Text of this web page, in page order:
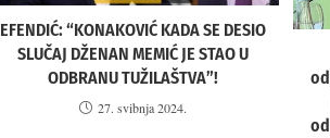
EFENDIĆ: “KONAKOVIĆ KADA SE DESIO
SLUČAJ DŽENAN MEMIĆ JE STAO U
ODBRANU TUŽILAŠTVA”!
27. svibnja 2024.